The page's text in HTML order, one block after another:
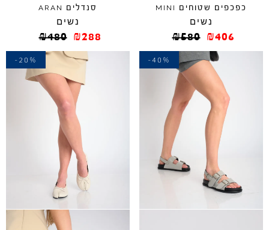
כפכפים שטוחים MINI
נשים
₪580 ₪406
סנדלים ARAN
נשים
₪480 ₪288
-40%
-20%